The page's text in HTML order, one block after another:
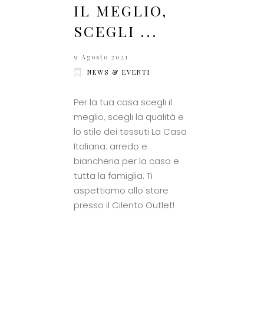
IL MEGLIO,
SCEGLI ...
9 Agosto 2021
NEWS & EVENTI
Per la tua casa scegli il
meglio, scegli la qualità e
lo stile dei tessuti La Casa
Italiana: arredo e
biancheria per la casa e
tutta la famiglia. Ti
aspettiamo allo store
presso il Cilento Outlet!